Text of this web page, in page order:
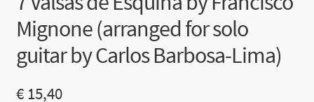
Mignone (arranged for solo
guitar by Carlos Barbosa-Lima)
€15,40